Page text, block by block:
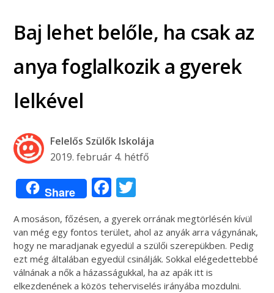
Baj lehet belőle, ha csak az
anya foglalkozik a gyerek
lelkével
Felelős Szülők Iskolája
2019. február 4. hétfő
Share Facebook
A mosáson, főzésen, a gyerek orrának megtörlésén kívül
van még egy fontos terület, ahol az anyák arra vágynának,
hogy ne maradjanak egyedül a szülői szerepükben. Pedig
ezt még általában egyedül csinálják. Sokkal elégedettebbé
válnának a nők a házasságukkal, ha az apák itt is
elkezdenének a közös teherviselés irányába mozdulni.